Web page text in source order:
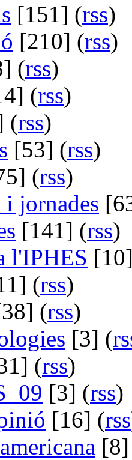
[151] (rss)
[210] (rss)
(rss)
(rss)
(rss)
[53] (rss)
(rss)
i jornades
[141] (rss)
l'IPHES
(rss)
(rss)
[3] (
(rss)
[3] (rss)
[16] (rss